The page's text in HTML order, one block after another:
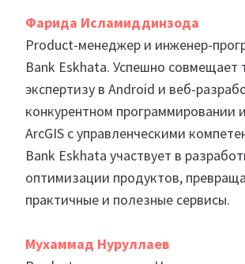
Фарида Исламиддинзода
Product-менеджер и инженер-
Bank Eskhata. Успешно совмещает
экспертизу в Android и веб-
конкурентном программировании
ArcGIS с управленческими
Bank Eskhata участвует в
оптимизации продуктов,
практичные и полезные сервисы.
Мухаммад Нуруллаев